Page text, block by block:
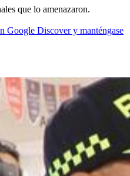
que lo amenazaron.
Google Discover y manténgase